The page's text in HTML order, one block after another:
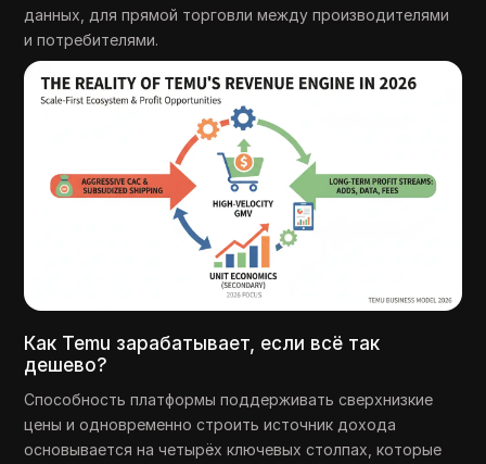
данных, для прямой торговли между производителями
и потребителями.
Как Temu зарабатывает, если всё так
дешево?
Способность платформы поддерживать сверхнизкие
цены и одновременно строить источник дохода
основывается на четырёх ключевых столпах, которые